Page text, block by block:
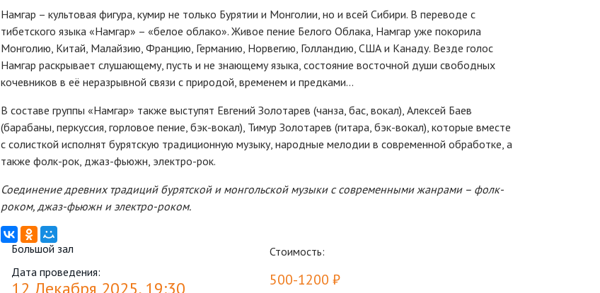
Намгар – культовая фигура, кумир не только Бурятии и Монголии, но и всей Сибири. В переводе с
тибетского языка «Намгар» – «белое облако». Живое пение Белого Облака, Намгар уже покорила
Монголию, Китай, Малайзию, Францию, Германию, Норвегию, Голландию, США и Канаду. Везде голос
Намгар раскрывает слушающему, пусть и не знающему языка, состояние восточной души свободных
кочевников в её неразрывной связи с природой, временем и предками…
В составе группы «Намгар» также выступят Евгений Золотарев (чанза, бас, вокал), Алексей Баев
(барабаны, перкуссия, горловое пение, бэк-вокал), Тимур Золотарев (гитара, бэк-вокал), которые вместе
с солисткой исполнят бурятскую традиционную музыку, народные мелодии в современной обработке, а
также фолк-рок, джаз-фьюжн, электро-рок.
Соединение древних традицийбурятской и монгольской музыки с современными жанрами – фолк-
роком, джаз-фьюжн и электро-роком.
Большой зал
Дата проведения:
12 Декабря 2025, 19:30
Стоимость:
500-1200 ₽